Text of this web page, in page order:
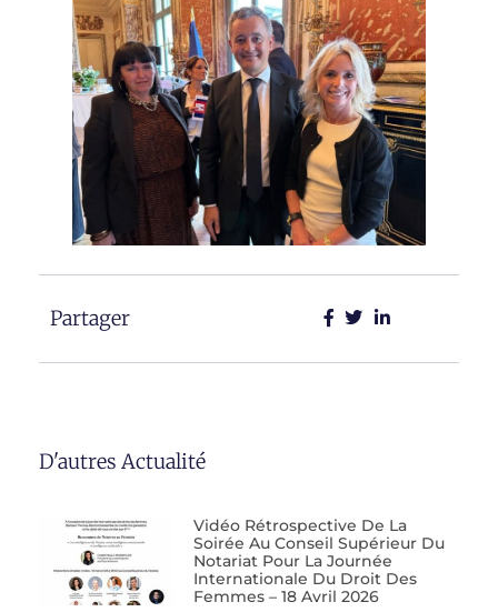
Partager
D'autres Actualité
Vidéo Rétrospective De La
Soirée Au Conseil Supérieur Du
Notariat Pour La Journée
Internationale Du Droit Des
Femmes – 18 Avril 2026